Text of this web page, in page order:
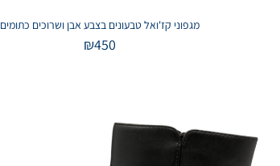
מגפוני קז'ואל טבעונים בצבע אבן ושרוכים כתומים
₪450